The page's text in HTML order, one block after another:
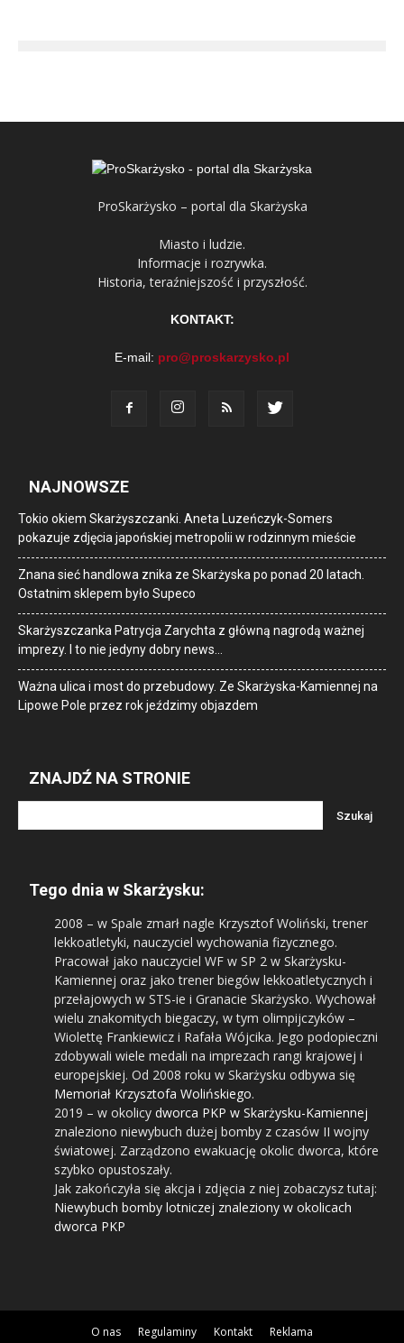
ProSkarżysko – portal dla Skarżyska
Miasto i ludzie.
Informacje i rozrywka.
Historia, teraźniejszość i przyszłość.
KONTAKT:
E-mail: pro@proskarzysko.pl
NAJNOWSZE
Tokio okiem Skarżyszczanki. Aneta Luzeńczyk-Somers
pokazuje zdjęcia japońskiej metropolii w rodzinnym mieście
Znana sieć handlowa znika ze Skarżyska po ponad 20 latach.
Ostatnim sklepem było Supeco
Skarżyszczanka Patrycja Zarychta z główną nagrodą ważnej
imprezy. I to nie jedyny dobry news…
Ważna ulica i most do przebudowy. Ze Skarżyska-Kamiennej na
Lipowe Pole przez rok jeździmy objazdem
ZNAJDŹ NA STRONIE
Tego dnia w Skarżysku:
2008 – w Spale zmarł nagle Krzysztof Woliński, trener
lekkoatletyki, nauczyciel wychowania fizycznego.
Pracował jako nauczyciel WF w SP 2 w Skarżysku-
Kamiennej oraz jako trener biegów lekkoatletycznych i
przełajowych w STS-ie i Granacie Skarżysko. Wychował
wielu znakomitych biegaczy, w tym olimpijczyków –
Wiolettę Frankiewicz i Rafała Wójcika. Jego podopieczni
zdobywali wiele medali na imprezach rangi krajowej i
europejskiej. Od 2008 roku w Skarżysku odbywa się
Memoriał Krzysztofa Wolińskiego.
2019 – w okolicy dworca PKP w Skarżysku-Kamiennej
znaleziono niewybuch dużej bomby z czasów II wojny
światowej. Zarządzono ewakuację okolic dworca, które
szybko opustoszały.
Jak zakończyła się akcja i zdjęcia z niej zobaczysz tutaj:
Niewybuch bomby lotniczej znaleziony w okolicach
dworca PKP
O nas Regulaminy Kontakt Reklama